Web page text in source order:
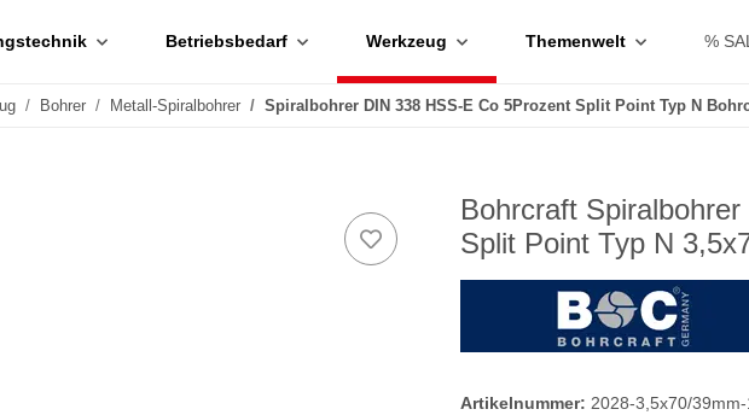
Betriebsbedarf Werkzeug Themenwelt %
Bohrer Metall-Spiralbohrer Spiralbohrer DIN 338 HSS-E Co 5Prozent Split Point Typ N
Bohrcraft
Split Point Typ N
Artikelnummer: 2028-3,5x70/39mm-